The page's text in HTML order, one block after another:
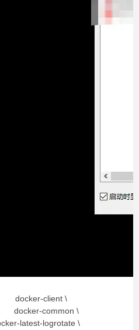
\ docker-client \
\ docker-common \
latest-logrotate \